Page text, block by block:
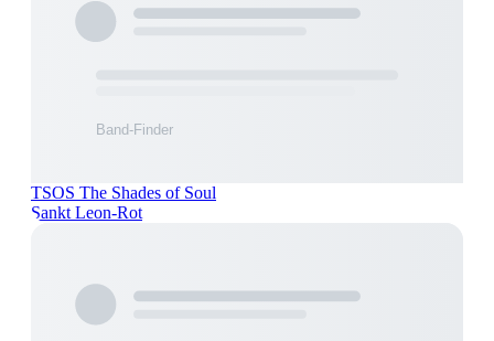
TSOS The Shades of Soul
Sankt Leon-Rot